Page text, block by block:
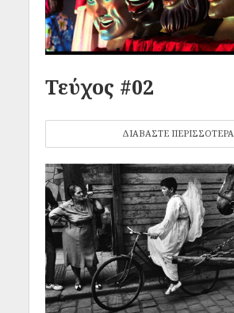
Τεύχος #02
ΔΙΑΒΑΣΤΕ ΠΕΡΙΣΣΟΤΕΡΑ